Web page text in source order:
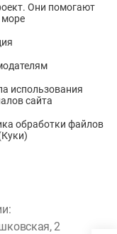
Они помогают
море
использования
сайта
обработки файлов
2